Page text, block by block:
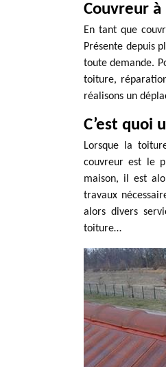
Couvreur
En tant que
Présente depuis
toute demande.
toiture,
réalisons un
C’est quoi
Lorsque la
couvreur est le
maison, il est
travaux
alors divers
toiture…